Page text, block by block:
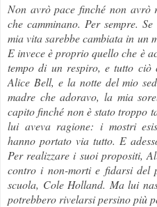
Non avrò pace finché non
che camminano. Per sempre.
mia vita sarebbe cambiata in un
E invece è proprio quello che è
tempo di un respiro, e tutto ciò
Alice Bell, e la notte del mio
madre che adoravo, la mia
capito finché non è stato troppo
lui aveva ragione: i mostri
hanno portato via tutto. E
Per realizzare i suoi propositi,
contro i non-morti e fidarsi del
scuola, Cole Holland. Ma lui
potrebbero rivelarsi persino più